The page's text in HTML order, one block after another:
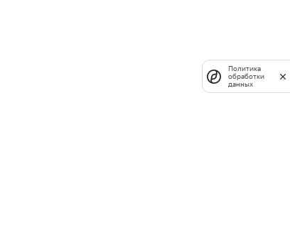
Политика
обработки
данных